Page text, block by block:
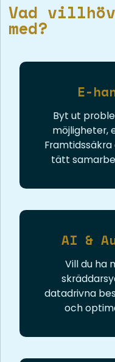
Vad
med?
E-
Byt ut
möjligheter,
tätt
AI &
Vill du ha
datadrivna
och